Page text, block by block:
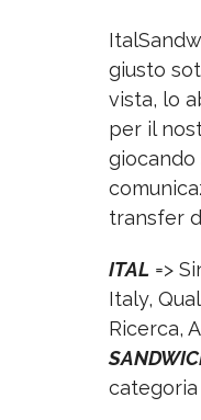
giusto
vista, lo
per il
giocando
transfer
ITAL =>
Italy,
Ricerca,